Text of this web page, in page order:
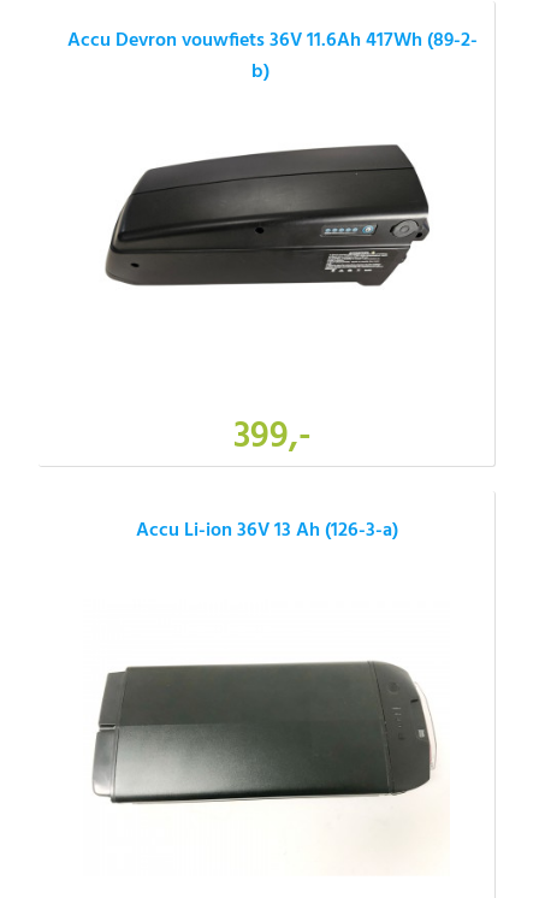
Accu Devron vouwfiets 36V 11.6Ah 417Wh (89-2-
b)
399,-
Accu Li-ion 36V 13 Ah (126-3-a)